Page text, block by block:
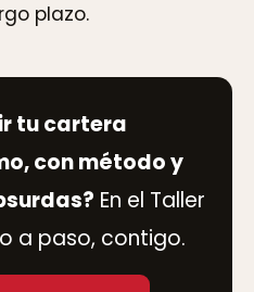
plazo.
tu cartera
con método y
En el Taller
a paso, contigo.